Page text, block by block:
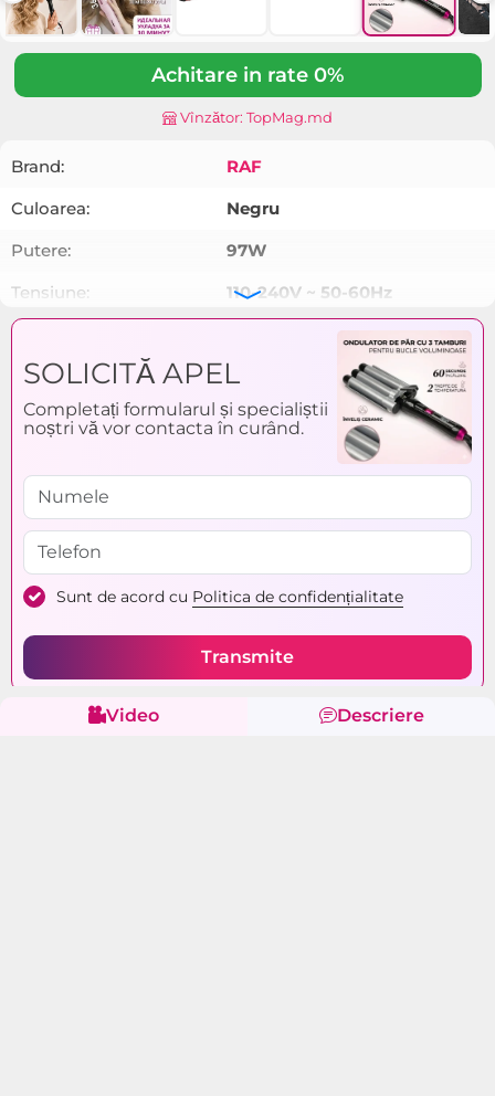
Achitare in rate 0%
Vînzător: TopMag.md
Brand:
RAF
Culoarea:
Negru
Putere:
97W
Tensiune:
110-240V ~ 50-60Hz
temperatură maximă:
Încălzire rapidă:
în 10 secunde
SOLICITĂ APEL
Completați formularul și specialiștii
noștri vă vor contacta în curând.
Sunt de acord cu Politica de confidențialitate
Transmite
Video Descriere